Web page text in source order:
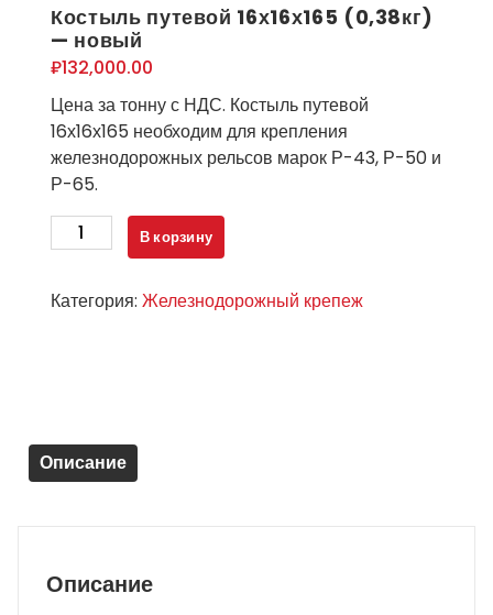
Костыль путевой 16х16х165 (0,38кг)
— новый
₽132,000.00
Цена за тонну с НДС. Костыль путевой
16х16х165 необходим для крепления
железнодорожных рельсов марок Р-43, Р-50 и
Р-65.
Количество
товара
путевой
В корзину
Категория: Железнодорожный крепеж
Описание
Описание